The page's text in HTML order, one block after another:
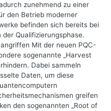
zunehmend zu einer
den Betrieb moderner
befinden sich bereits bei
Qualifizierungsphase.
Mit der neuen PQC-
sogenannte „Harvest
Dabei sammeln
Daten, um diese
greifen
den sogenannten „Root of